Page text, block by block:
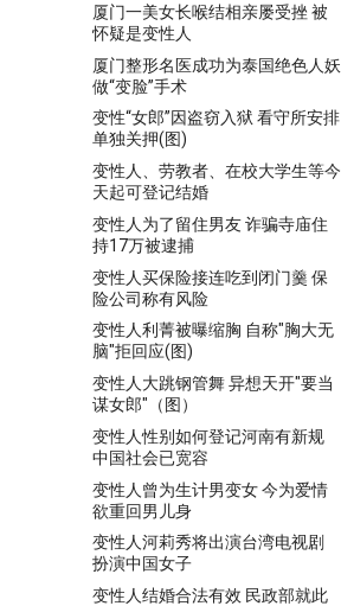
厦门一美女长喉结相亲屡受挫 被
怀疑是变性人
厦门整形名医成功为泰国绝色人妖
做“变脸”手术
变性“女郎”因盗窃入狱 看守所安排
单独关押(图)
变性人、劳教者、在校大学生等今
天起可登记结婚
变性人为了留住男友 诈骗寺庙住
持17万被逮捕
变性人买保险接连吃到闭门羹 保
险公司称有风险
变性人利菁被曝缩胸 自称"胸大无
脑"拒回应(图)
变性人大跳钢管舞 异想天开"要当
谋女郎"（图）
变性人性别如何登记河南有新规
中国社会已宽容
变性人曾为生计男变女 今为爱情
欲重回男儿身
变性人河莉秀将出演台湾电视剧
扮演中国女子
变性人结婚合法有效 民政部就此